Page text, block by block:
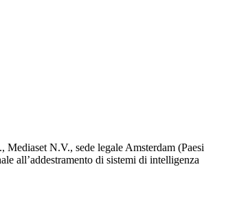
N.V., sede legale Amsterdam (Paesi
all’addestramento di sistemi di intelligenza